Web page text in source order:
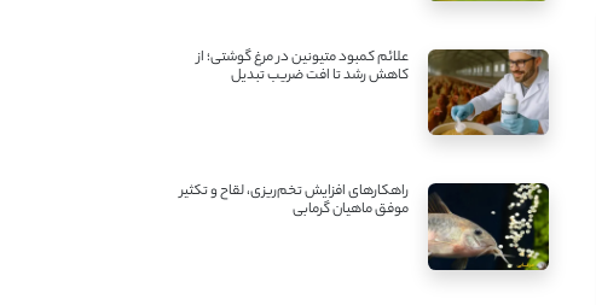
علائم کمبود متیونین در مرغ گوشتی؛ از
کاهش رشد تا افت ضریب تبدیل
راهکارهای افزایش تخم‌ریزی، لقاح و تکثیر
موفق ماهیان گرمابی